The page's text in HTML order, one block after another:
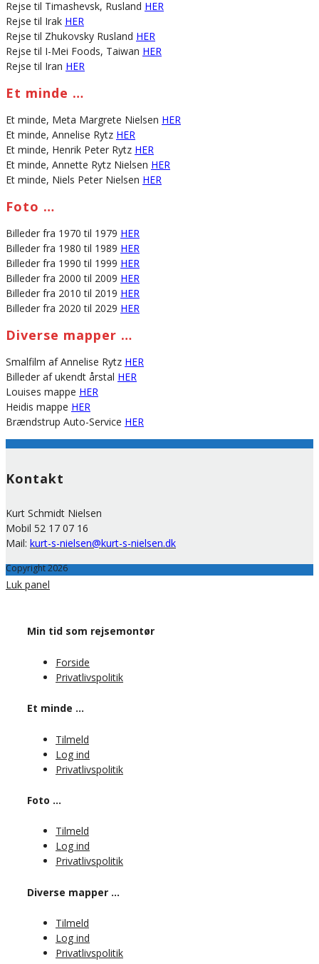
Rejse til Timashevsk, Rusland HER
Rejse til Irak HER
Rejse til Zhukovsky Rusland HER
Rejse til I-Mei Foods, Taiwan HER
Rejse til Iran HER
Et minde …
Et minde, Meta Margrete Nielsen HER
Et minde, Annelise Rytz HER
Et minde, Henrik Peter Rytz HER
Et minde, Annette Rytz Nielsen HER
Et minde, Niels Peter Nielsen HER
Foto …
Billeder fra 1970 til 1979 HER
Billeder fra 1980 til 1989 HER
Billeder fra 1990 til 1999 HER
Billeder fra 2000 til 2009 HER
Billeder fra 2010 til 2019 HER
Billeder fra 2020 til 2029 HER
Diverse mapper …
Smalfilm af Annelise Rytz HER
Billeder af ukendt årstal HER
Louises mappe HER
Heidis mappe HER
Brændstrup Auto-Service HER
Kontakt
Kurt Schmidt Nielsen
Mobil 52 17 07 16
Mail: kurt-s-nielsen@kurt-s-nielsen.dk
Copyright 2026
Luk panel
Min tid som rejsemontør
Forside
Privatlivspolitik
Et minde …
Tilmeld
Log ind
Privatlivspolitik
Foto …
Tilmeld
Log ind
Privatlivspolitik
Diverse mapper …
Tilmeld
Log ind
Privatlivspolitik